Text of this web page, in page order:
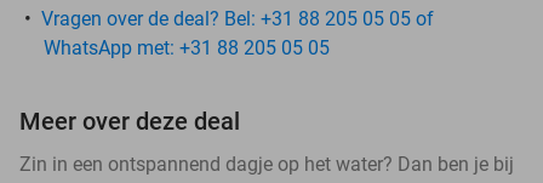
Vragen over de deal? Bel: +31 88 205 05 05 of
WhatsApp met: +31 88 205 05 05
Meer over deze deal
Zin in een ontspannend dagje op het water? Dan ben je bij